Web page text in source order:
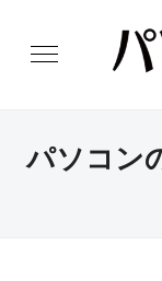
パソコン